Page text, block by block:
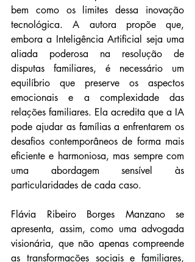
bem como os limites dessa inovação
tecnológica. A autora propõe que,
embora a Inteligência Artificial seja uma
aliada poderosa na resolução de
disputas familiares, é necessário um
equilíbrio que preserve os aspectos
emocionais e a complexidade das
relações familiares. Ela acredita que a IA
pode ajudar as famílias a enfrentarem os
desafios contemporâneos de forma mais
eficiente e harmoniosa, mas sempre com
uma abordagem sensível às
particularidades de cada caso.
Flávia Ribeiro Borges Manzano se
apresenta, assim, como uma advogada
visionária, que não apenas compreende
as transformações sociais e familiares,